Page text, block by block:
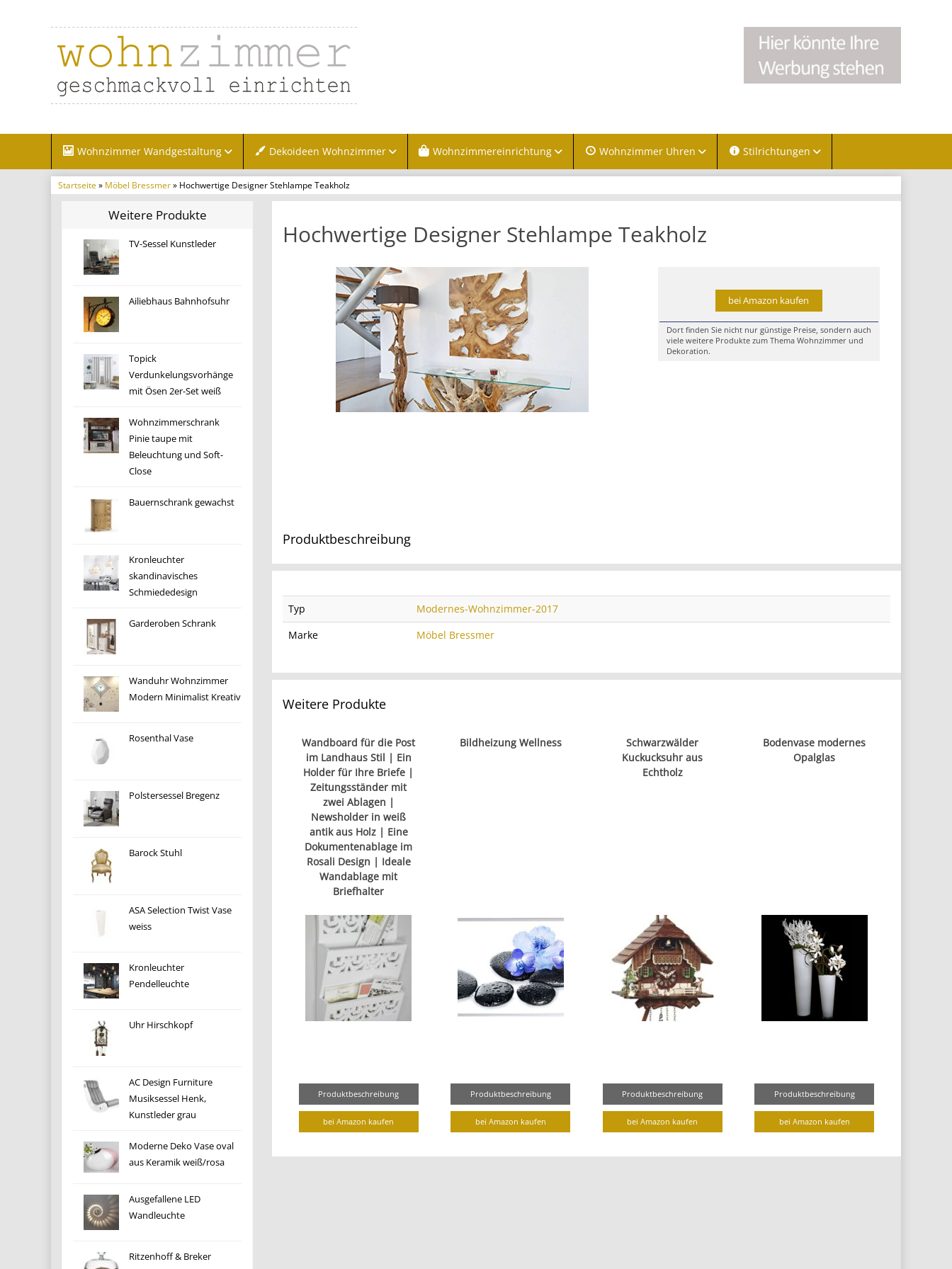
Wohnzimmer Wandgestaltung Dekoideen Wohnzimmer Wohnzimmereinrichtung Wohnzimmer Uhren Stilrichtungen
Startseite» Möbel Bressmer» Hochwertige Designer Stehlampe Teakholz
Weitere Produkte
TV-Sessel Kunstleder
Ailiebhaus Bahnhofsuhr
Topick
Verdunkelungsvorhänge
mit Ösen 2er-Set weiß
Wohnzimmerschrank
Pinie taupe mit
Beleuchtung und Soft-
Close
Bauernschrank gewachst
Kronleuchter
skandinavisches
Schmiededesign
Garderoben Schrank
Wanduhr Wohnzimmer
Modern Minimalist Kreativ
Rosenthal Vase
Polstersessel Bregenz
Barock Stuhl
ASA Selection Twist Vase
weiss
Kronleuchter
Pendelleuchte
Uhr Hirschkopf
AC Design Furniture
Musiksessel Henk,
Kunstleder grau
Moderne Deko Vase oval
aus Keramik weiß/rosa
Ausgefallene LED
Wandleuchte
Ritzenhoff & Breker
Hochwertige Designer Stehlampe Teakholz
bei Amazon kaufen
Dort finden Sie nicht nur günstige Preise, sondern auch
viele weitere Produkte zum Thema Wohnzimmer und
Dekoration.
Produktbeschreibung
Typ
Modernes-Wohnzimmer-2017
Marke
Möbel Bressmer
Weitere Produkte
Wandboard für die Post
im Landhaus Stil | Ein
Holder für Ihre Briefe |
Zeitungsständer mit
zwei Ablagen |
Newsholder in weiß
antik aus Holz | Eine
Dokumentenablage im
Rosali Design | Ideale
Wandablage mit
Briefhalter
Produktbeschreibung
bei Amazon kaufen
Bildheizung Wellness
Produktbeschreibung
bei Amazon kaufen
Schwarzwälder
Kuckucksuhr aus
Echtholz
Produktbeschreibung
bei Amazon kaufen
Bodenvase modernes
Opalglas
Produktbeschreibung
bei Amazon kaufen